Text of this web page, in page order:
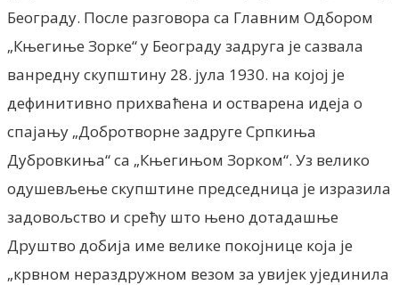
Београду. После разговора са Главним Одбором
„Књегиње Зорке“ у Београду задруга jе сазвала
ванредну скупштину 28. jула 1930. на коjоj jе
дефинитивно прихваћена и остварена идеjа о
спаjању „Добротворне задруге Српкиња
Дубровкиња“ са „Књегињом Зорком“. Уз велико
одушевљење скупштине председница jе изразила
задовољство и срећу што њено дотадашње
Друштво добиjа име велике покоjнице коjа jе
„крвном нераздружном везом за увиjек уjединила